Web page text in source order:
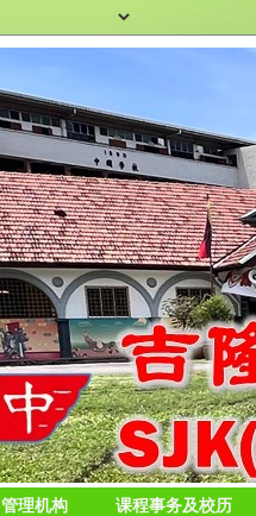
管理机构 课程事务及校历